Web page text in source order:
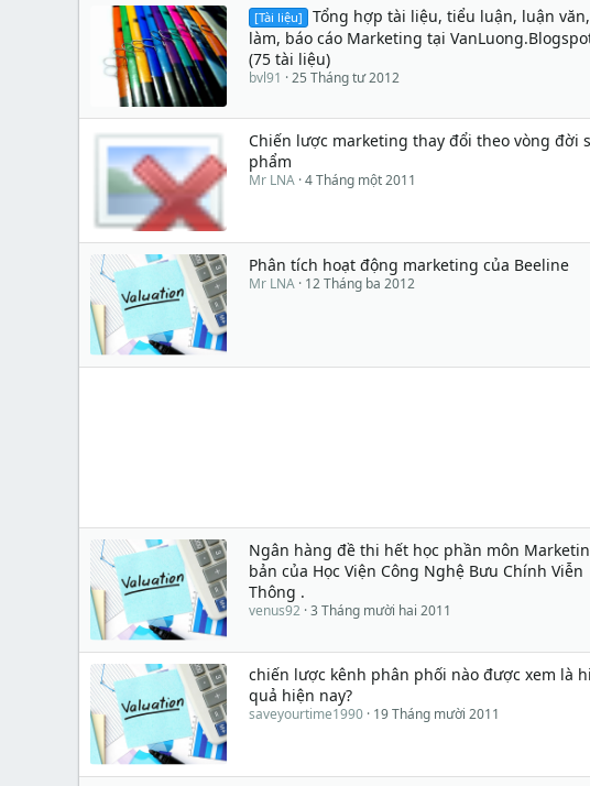
[Tài liệu]
Tổng hợp tài liệu, tiểu luận, luận
làm, báo cáo Marketing tại
(75 tài liệu)
bvl91 25 Tháng tư 2012
Chiến lược marketing thay đổi theo vòng đời
phẩm
Mr LNA 4 Tháng một 2011
Phân tích hoạt động marketing của Beeline
Mr LNA 12 Tháng ba 2012
Ngân hàng đề thi hết học phần môn
bản của Học Viện Công Nghệ Bưu Chính Viễn
Thông .
venus92 3 Tháng mười hai 2011
chiến lược kênh phân phối nào được xem là
quả hiện nay?
saveyourtime1990 19 Tháng mười 2011